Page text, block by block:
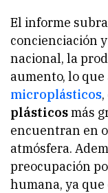
El informe
concienciación
nacional, la
aumento, lo
microplásticos
plásticosmás
encuentran en
atmósfera.
preocupación
humana, ya